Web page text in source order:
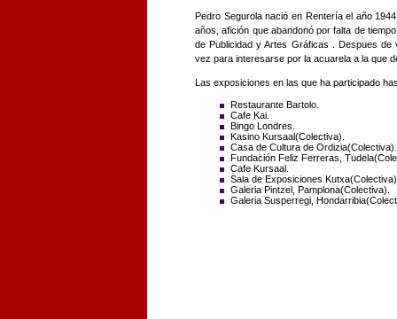
Pedro Segurola nació en Rentería el año
años, afición que abandonó por falta de
de Publicidad y Artes Gráficas . Despues
vez para interesarse por la acuarela a la que
Las exposiciones en las que ha participado
Restaurante Bartolo.
Cafe Kai.
Bingo Londres.
Kasino Kursaal(Colectiva).
Casa de Cultura de Ordizia(Colectiva).
Fundación Feliz Ferreras,
Cafe Kursaal.
Sala de Exposiciones
Galeria Pintzel, Pamplona(Colectiva).
Galeria Susperregi,